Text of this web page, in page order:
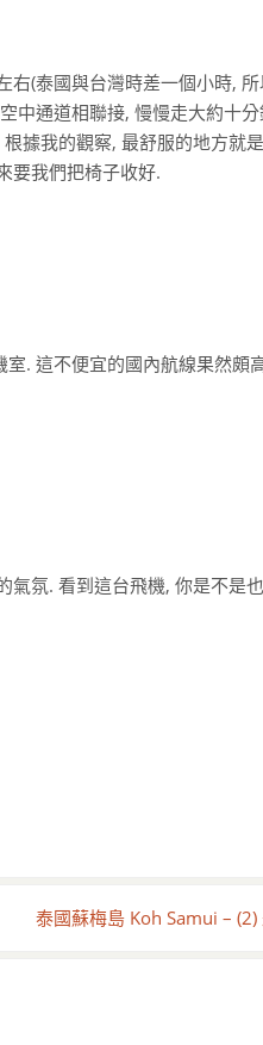
(泰國與台灣時差一個小時,
中通道相聯接, 慢慢走大約十
據我的觀察, 最舒服的地方就
要我們把椅子收好.
. 這不便宜的國內航線果然頗
氛. 看到這台飛機, 你是不是
泰國蘇梅島 Koh Samui – (2)